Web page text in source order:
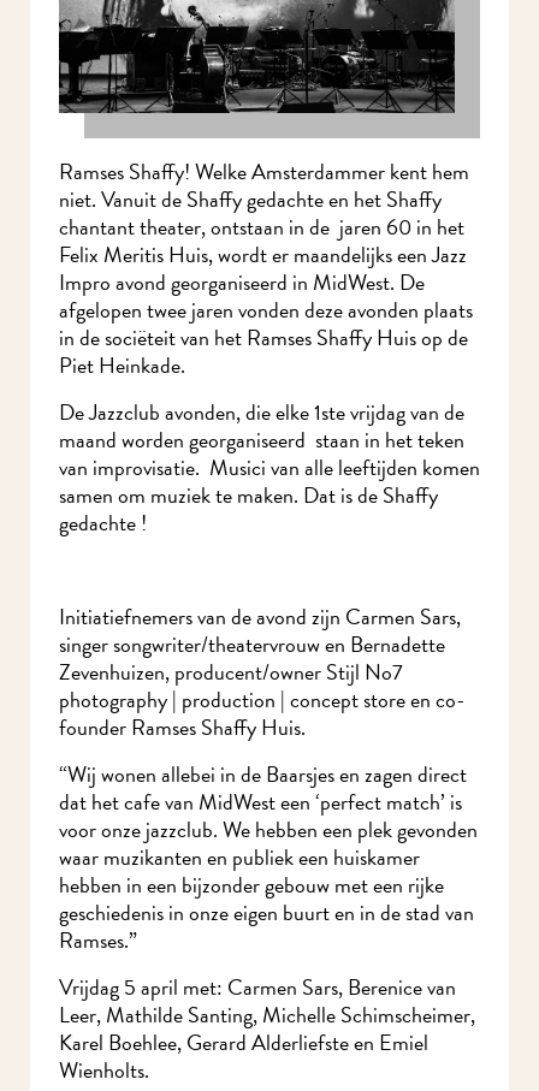
Ramses Shaffy! Welke Amsterdammer kent hem
niet. Vanuit de Shaffy gedachte en het Shaffy
chantant theater, ontstaan in de jaren 60 in het
Felix Meritis Huis, wordt er maandelijks een Jazz
Impro avond georganiseerd in MidWest. De
afgelopen twee jaren vonden deze avonden plaats
in de sociëteit van het Ramses Shaffy Huis op de
Piet Heinkade.
De Jazzclub avonden, die elke 1ste vrijdag van de
maand worden georganiseerd staan in het teken
van improvisatie. Musici van alle leeftijden
komen samen om muziek te maken. Dat is de
Shaffy gedachte !
Initiatiefnemers van de avond zijn Carmen Sars,
singer songwriter/theatervrouw en Bernadette
Zevenhuizen, producent/owner Stijl No7
photography | production | concept store en co-
founder Ramses Shaffy Huis.
“Wij wonen allebei in de Baarsjes en zagen direct
dat het cafe van MidWest een ‘perfect match’ is
voor onze jazzclub. We hebben een plek
gevonden waar muzikanten en publiek een
huiskamer hebben in een bijzonder gebouw met
een rijke geschiedenis in onze eigen buurt en in
de stad van Ramses.”
Vrijdag 5 april met: Carmen Sars, Berenice van
Leer, Mathilde Santing, Michelle
Schimscheimer, Karel Boehlee, Gerard
Alderliefste en Emiel Wienholts.